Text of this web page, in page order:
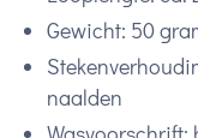
Gewicht: 50
naalden